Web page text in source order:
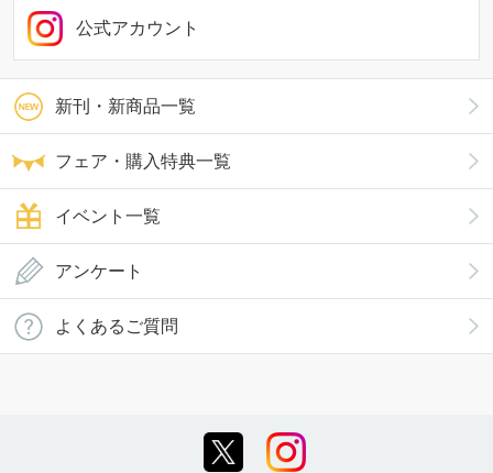
新刊・新商品一覧
フェア・購入特典一覧
イベント一覧
公式アカウント
アンケート
よくあるご質問